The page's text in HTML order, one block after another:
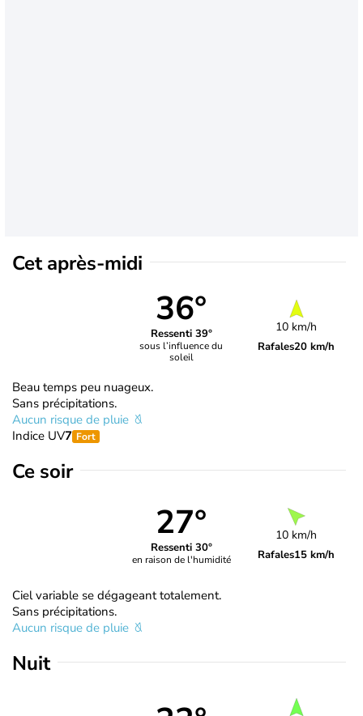
Cet après-midi
36°
Ressenti 39°
sous l’influence du
soleil
10 km/h
Rafales20 km/h
Beau temps peu nuageux.
Sans précipitations.
Aucun risque de pluie
Indice UV7 Fort
Ce soir
27°
Ressenti 30°
en raison de l'humidité
10 km/h
Rafales15 km/h
Ciel variable se dégageant totalement.
Sans précipitations.
Aucun risque de pluie
Nuit